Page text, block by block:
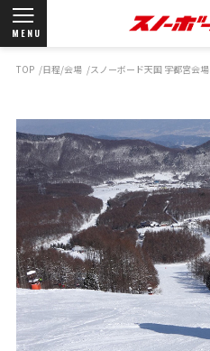
MENU
ブランド一覧
お知らせ
よくあるご質問
商品保証
サポートデスク
弊社名義の郵便について
新規会員登録
TOP 日程/会場 スノーボード天国 宇都宮会場